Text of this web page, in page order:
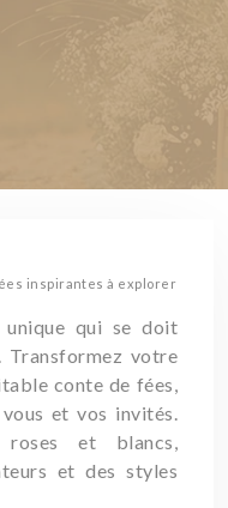
inspirantes à explorer
qui se doit
Transformez votre
conte de fées,
et vos invités.
roses et blancs,
et des styles